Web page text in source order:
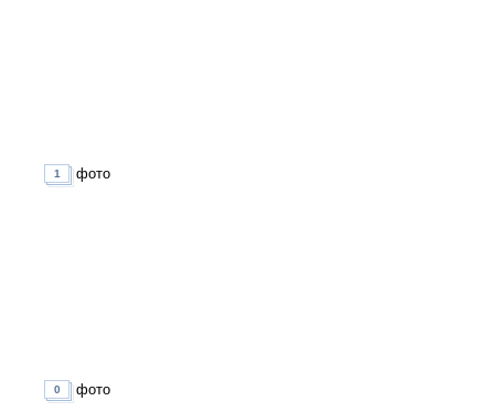
1 фото
0 фото